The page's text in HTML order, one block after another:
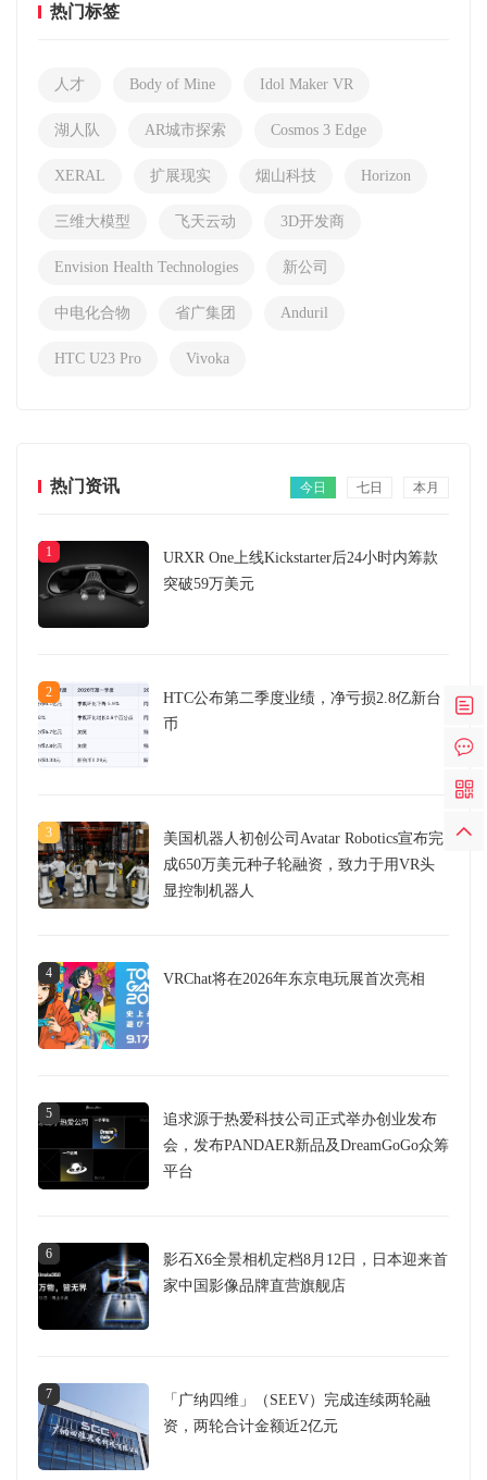
热门标签
人才 Body of Mine Idol Maker VR
湖人队 AR城市探索 Cosmos 3 Edge
XERAL 扩展现实 烟山科技 Horizon
三维大模型 飞天云动 3D开发商
Envision Health Technologies 新公司
中电化合物 省广集团 Anduril
HTC U23 Pro Vivoka
热门资讯 今日 七日 本月
1
URXR One上线Kickstarter后24小时内筹款
突破59万美元
2
HTC公布第二季度业绩，净亏损2.8亿新台
币
3
美国机器人初创公司Avatar Robotics宣布完
成650万美元种子轮融资，致力于用VR头
显控制机器人
4 VRChat将在2026年东京电玩展首次亮相
5
追求源于热爱科技公司正式举办创业发布
会，发布PANDAER新品及DreamGoGo众筹
平台
6
影石X6全景相机定档8月12日，日本迎来首
家中国影像品牌直营旗舰店
7
「广纳四维」（SEEV）完成连续两轮融
资，两轮合计金额近2亿元